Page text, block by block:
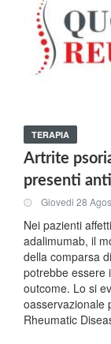
TERAPIA
Artrite
presenti
Giovedi 28
Nei pazienti
adalimumab, il
della comparsa
potrebbe essere
outcome. Lo si
oasservazionale
Rheumatic